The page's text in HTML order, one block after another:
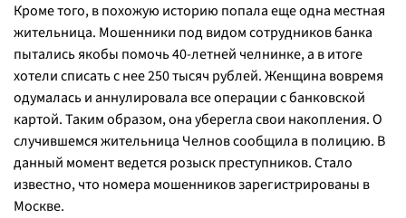
Кроме того, в похожую историю попала еще одна местная
жительница. Мошенники под видом сотрудников банка
пытались якобы помочь 40-летней челнинке, а в итоге
хотели списать с нее 250 тысяч рублей. Женщина вовремя
одумалась и аннулировала все операции с банковской
картой. Таким образом, она уберегла свои накопления. О
случившемся жительница Челнов сообщила в полицию. В
данный момент ведется розыск преступников. Стало
известно, что номера мошенников зарегистрированы в
Москве.